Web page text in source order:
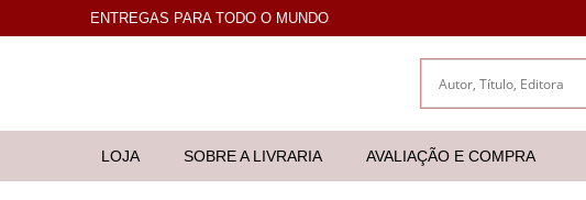
ENTREGAS PARA TODO O MUNDO
LOJA SOBRE A LIVRARIA AVALIAÇÃO E COMPRA